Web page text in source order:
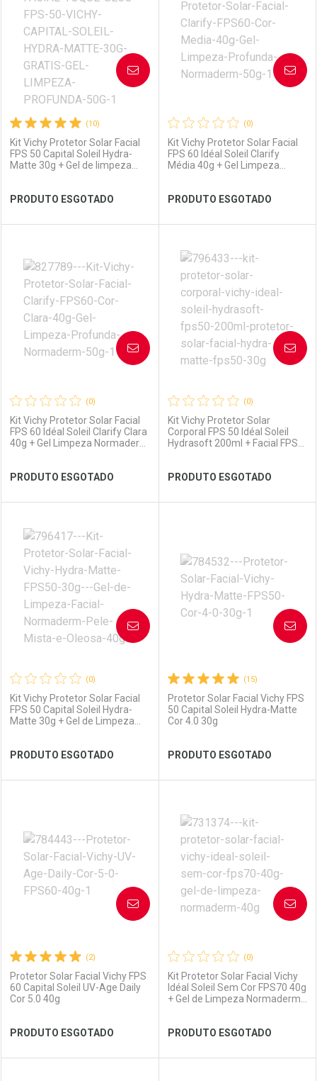
Laboratório
Ver Desconto Convênio
Por Menos Laboratório
Ver Desconto Convênio
Por Menos
(10)
Kit Vichy Protetor Solar Facial
FPS 50 Capital Soleil Hydra-
Matte 30g + Gel de limpeza
PRODUTO ESGOTADO
AVISE-ME
Laboratório
Ver Desconto Convênio
Por Menos
(0)
Kit Vichy Protetor Solar Facial
FPS 60 Idéal Soleil Clarify
Média 40g + Gel Limpeza
PRODUTO ESGOTADO
AVISE-ME
Laboratório
Ver Desconto Convênio
Por Menos
(0)
Kit Vichy Protetor Solar Facial
FPS 60 Idéal Soleil Clarify Clara
40g + Gel Limpeza Normaderm
PRODUTO ESGOTADO
AVISE-ME
Laboratório
Ver Desconto Convênio
Por Menos
(0)
Kit Vichy Protetor Solar
Corporal FPS 50 Idéal Soleil
Hydrasoft 200ml + Facial FPS
PRODUTO ESGOTADO
AVISE-ME
Laboratório
Ver Desconto Convênio
Por Menos
(0)
Kit Vichy Protetor Solar Facial
FPS 50 Capital Soleil Hydra-
Matte 30g + Gel de Limpeza
PRODUTO ESGOTADO
AVISE-ME
Laboratório
Ver Desconto Convênio
Por Menos
(15)
Protetor Solar Facial Vichy FPS
50 Capital Soleil Hydra-Matte
Cor 4.0 30g
PRODUTO ESGOTADO
AVISE-ME
Laboratório
Ver Desconto Convênio
Por Menos
(2)
Protetor Solar Facial Vichy FPS
60 Capital Soleil UV-Age Daily
Cor 5.0 40g
PRODUTO ESGOTADO
AVISE-ME
(0)
Kit Protetor Solar Facial Vichy
Idéal Soleil Sem Cor FPS70 40g
+ Gel de Limpeza Normaderm
PRODUTO ESGOTADO
AVISE-ME